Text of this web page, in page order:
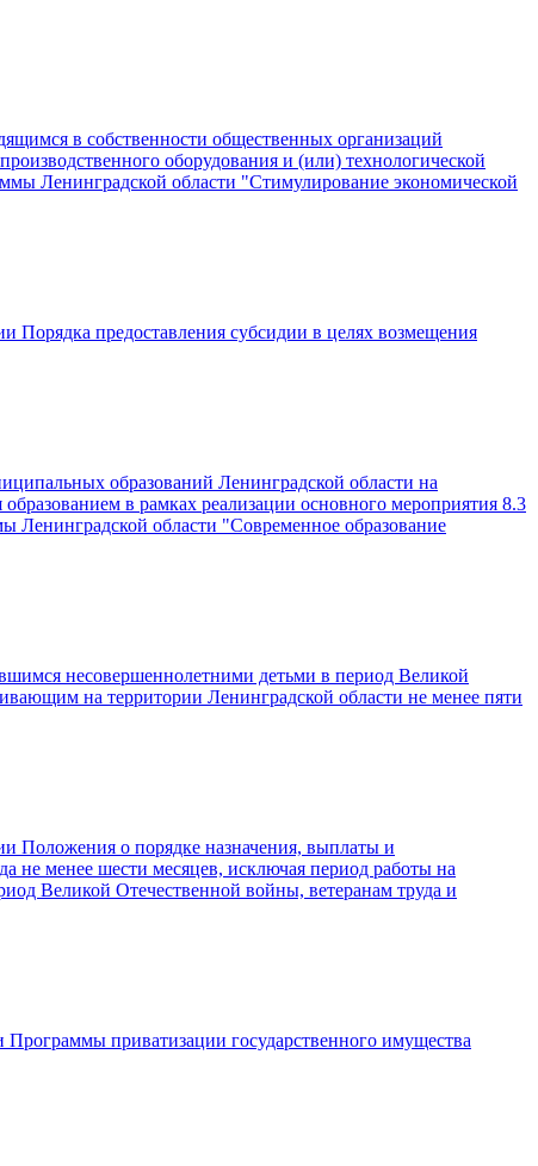
в собственности общественных организаций
оборудования и (или) технологической
Ленинградской области "Стимулирование экономической
Порядка предоставления субсидии в целях возмещения
образований Ленинградской области на
в рамках реализации основного мероприятия 8.3
Ленинградской области "Современное образование
несовершеннолетними детьми в период Великой
на территории Ленинградской области не менее пяти
Положения о порядке назначения, выплаты и
не менее шести месяцев, исключая период работы на
Великой Отечественной войны, ветеранам труда и
приватизации государственного имущества